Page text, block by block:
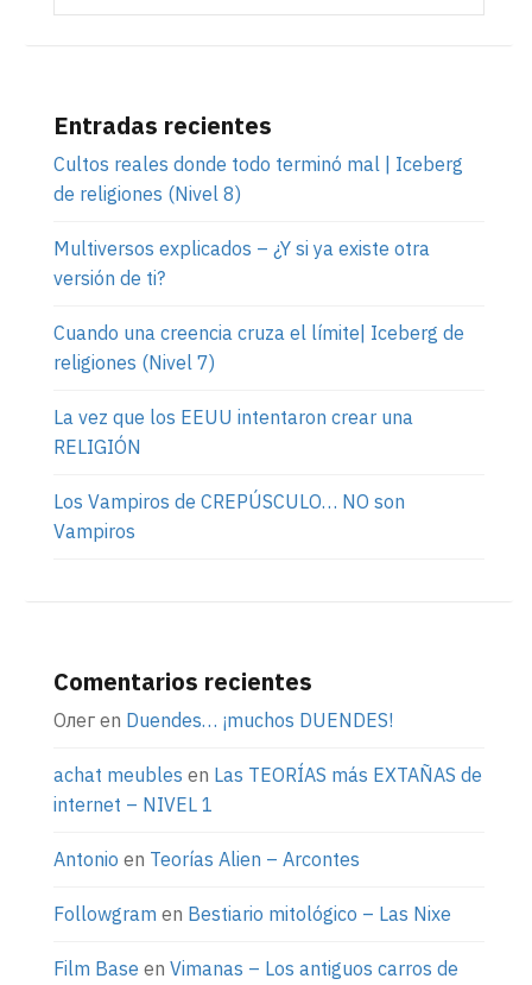
Entradas recientes
Cultos reales donde todo terminó mal | Iceberg
de religiones (Nivel 8)
Multiversos explicados – ¿Y si ya existe otra
versión de ti?
Cuando una creencia cruza el límite| Iceberg de
religiones (Nivel 7)
La vez que los EEUU intentaron crear una
RELIGIÓN
Los Vampiros de CREPÚSCULO… NO son
Vampiros
Comentarios recientes
Олег en Duendes… ¡muchos DUENDES!
achat meubles en Las TEORÍAS más EXTAÑAS de
internet – NIVEL 1
Antonio en Teorías Alien – Arcontes
Followgram en Bestiario mitológico – Las Nixe
Film Base en Vimanas – Los antiguos carros de